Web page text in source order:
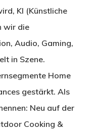
KI (Künstliche
wir die
Audio, Gaming,
in Szene.
Home
gestärkt. Als
Neu auf der
Cooking &